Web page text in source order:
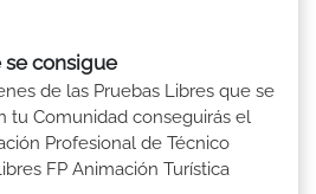
consigue
de las Pruebas Libres que se
tu Comunidad conseguirás el
Profesional de Técnico
FP Animación Turística